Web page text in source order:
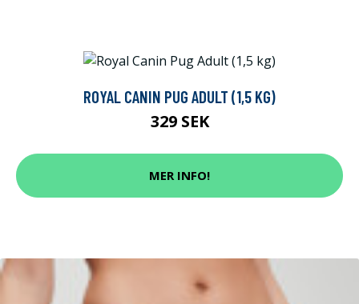
ROYAL CANIN PUG ADULT (1,5 KG)
329 SEK
MER INFO!